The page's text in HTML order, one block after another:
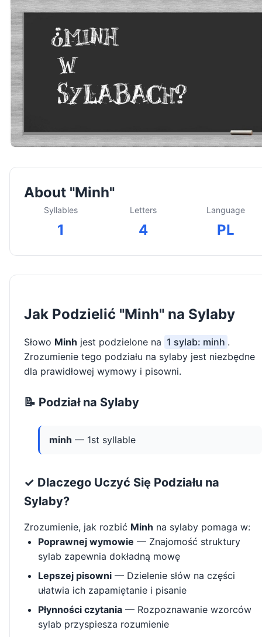
About "Minh"
Syllables
1
Letters
4
Language
PL
Jak Podzielić "Minh" na Sylaby
Słowo Minh jest podzielone na 1 sylab: minh .
Zrozumienie tego podziału na sylaby jest niezbędne
dla prawidłowej wymowy i pisowni.
📝 Podział na Sylaby
minh — 1st syllable
✓ Dlaczego Uczyć Się Podziału na
Sylaby?
Zrozumienie, jak rozbić Minh na sylaby pomaga w:
Poprawnej wymowie — Znajomość struktury
sylab zapewnia dokładną mowę
Lepszej pisowni — Dzielenie słów na części
ułatwia ich zapamiętanie i pisanie
Płynności czytania — Rozpoznawanie wzorców
sylab przyspiesza rozumienie